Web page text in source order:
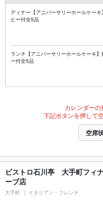
ディナー【アニバーサリーホールケー
ヒー付全5品
ランチ【アニバーサリーホールケーキ
ー付全5品
カレンダーの
下記ボタンを押して
空席
ビストロ石川亭 大手町フィ
ーブ店
大手町 イタリアン・フレンチ